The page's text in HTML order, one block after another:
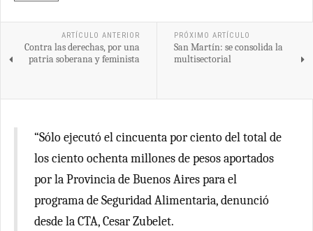
ARTÍCULO ANTERIOR
Contra las derechas, por una
patria soberana y feminista
PRÓXIMO ARTÍCULO
San Martín: se consolida la
multisectorial
“Sólo ejecutó el cincuenta por ciento del total de
los ciento ochenta millones de pesos aportados
por la Provincia de Buenos Aires para el
programa de Seguridad Alimentaria, denunció
desde la CTA, Cesar Zubelet.